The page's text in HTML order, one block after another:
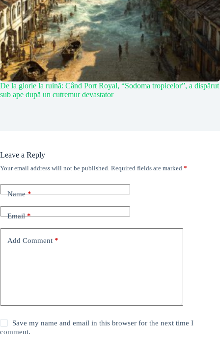
De la glorie la ruină: Când Port Royal, “Sodoma tropicelor”, a dispărut
sub ape după un cutremur devastator
Leave a Reply
Your email address will not be published. Required fields are marked *
Name*
Email*
Add Comment *
Save my name and email in this browser for the next time I
comment.